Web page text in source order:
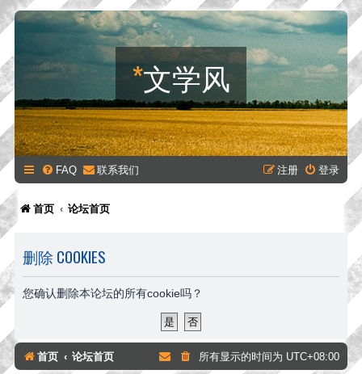
*文学风
FAQ 联系我们 登录
注册
首页 论坛首页
删除 COOKIES
您确认删除本论坛的所有cookie吗？
首页 论坛首页 所有显示的时间为 UTC+08:00